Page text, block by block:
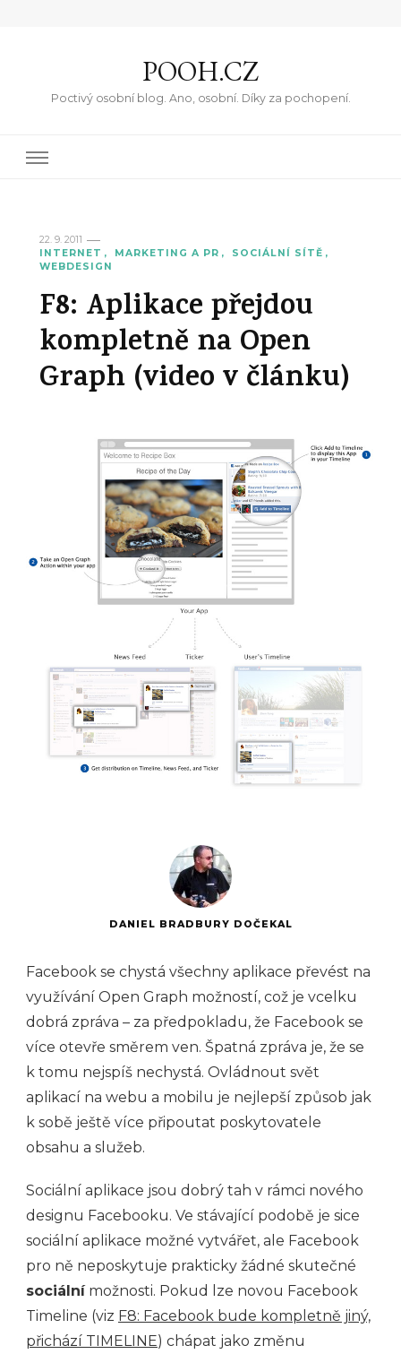
POOH.CZ
Poctivý osobní blog. Ano, osobní. Díky za pochopení.
22. 9. 2011
INTERNET
MARKETING A PR
SOCIÁLNÍ SÍTĚ
WEBDESIGN
F8: Aplikace přejdou
kompletně na Open
Graph (video v článku)
DANIEL BRADBURY DOČEKAL
Facebook se chystá všechny aplikace převést na
využívání Open Graph možností, což je vcelku
dobrá zpráva – za předpokladu, že Facebook se
více otevře směrem ven. Špatná zpráva je, že se
k tomu nejspíš nechystá. Ovládnout svět
aplikací na webu a mobilu je nejlepší způsob jak
k sobě ještě více připoutat poskytovatele
obsahu a služeb.
Sociální aplikace jsou dobrý tah v rámci nového
designu Facebooku. Ve stávající podobě je sice
sociální aplikace možné vytvářet, ale Facebook
pro ně neposkytuje prakticky žádné skutečné
sociálnímožnosti. Pokud lze novou Facebook
Timeline (viz F8: Facebook bude kompletně jiný,
přichází TIMELINE) chápat jako změnu